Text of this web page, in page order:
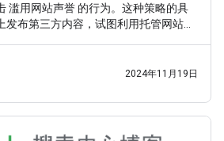
滥用网站声誉 的行为。这种策略的具
发布第三方内容，试图利用托管网站已
2024年11月19日